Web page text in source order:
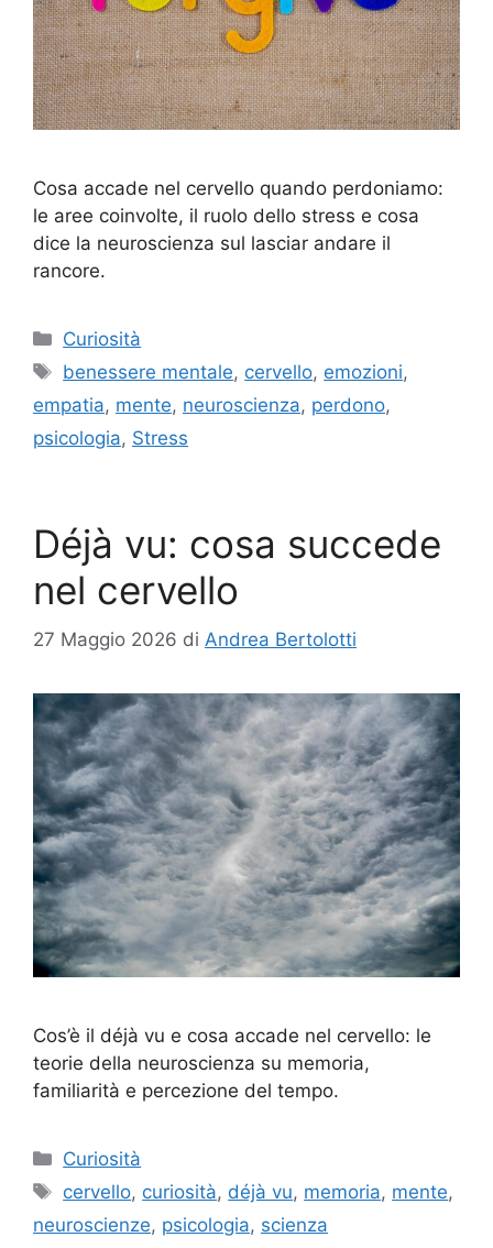
Cosa accade nel cervello quando perdoniamo:
le aree coinvolte, il ruolo dello stress e cosa
dice la neuroscienza sul lasciar andare il
rancore.
Categorie
Curiosità
Tag
benessere mentale, cervello, emozioni,
empatia, mente, neuroscienza, perdono,
psicologia, Stress
Déjà vu: cosa succede
nel cervello
27 Maggio 2026 di Andrea Bertolotti
Cos’è il déjà vu e cosa accade nel cervello: le
teorie della neuroscienza su memoria,
familiarità e percezione del tempo.
Categorie
Curiosità
Tag
cervello, curiosità, déjà vu, memoria, mente,
neuroscienze, psicologia, scienza